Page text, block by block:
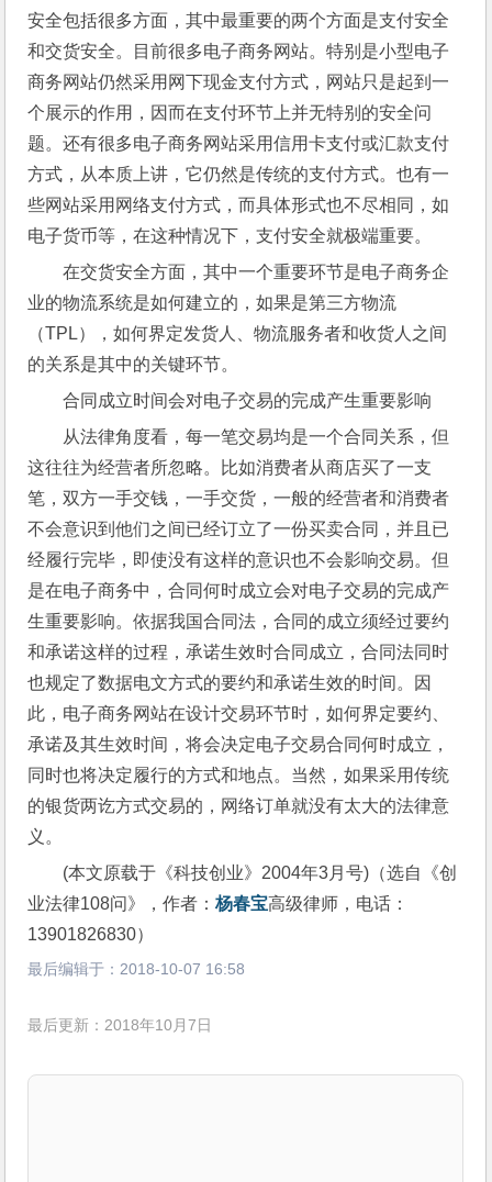
安全包括很多方面，其中最重要的两个方面是支付安全
和交货安全。目前很多电子商务网站。特别是小型电子
商务网站仍然采用网下现金支付方式，网站只是起到一
个展示的作用，因而在支付环节上并无特别的安全问
题。还有很多电子商务网站采用信用卡支付或汇款支付
方式，从本质上讲，它仍然是传统的支付方式。也有一
些网站采用网络支付方式，而具体形式也不尽相同，如
电子货币等，在这种情况下，支付安全就极端重要。
在交货安全方面，其中一个重要环节是电子商务企
业的物流系统是如何建立的，如果是第三方物流
（TPL），如何界定发货人、物流服务者和收货人之间
的关系是其中的关键环节。
合同成立时间会对电子交易的完成产生重要影响
从法律角度看，每一笔交易均是一个合同关系，但
这往往为经营者所忽略。比如消费者从商店买了一支
笔，双方一手交钱，一手交货，一般的经营者和消费者
不会意识到他们之间已经订立了一份买卖合同，并且已
经履行完毕，即使没有这样的意识也不会影响交易。但
是在电子商务中，合同何时成立会对电子交易的完成产
生重要影响。依据我国合同法，合同的成立须经过要约
和承诺这样的过程，承诺生效时合同成立，合同法同时
也规定了数据电文方式的要约和承诺生效的时间。因
此，电子商务网站在设计交易环节时，如何界定要约、
承诺及其生效时间，将会决定电子交易合同何时成立，
同时也将决定履行的方式和地点。当然，如果采用传统
的银货两讫方式交易的，网络订单就没有太大的法律意
义。
(本文原载于《科技创业》2004年3月号)（选自《创
业法律108问》，作者：杨春宝高级律师，电话：
13901826830）
最后编辑于： 2018-10-07 16:58
最后更新：2018年10月7日